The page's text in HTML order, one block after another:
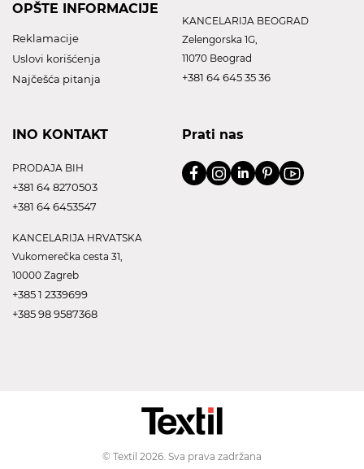
OPŠTE INFORMACIJE
Reklamacije
Uslovi korišćenja
Najčešća pitanja
KANCELARIJA BEOGRAD
Zelengorska 1G,
11070 Beograd
+381 64 645 35 36
INO KONTAKT
PRODAJA BIH
+381 64 8270503
+381 64 6453547
KANCELARIJA HRVATSKA
Vukomerečka cesta 31,
10000 Zagreb
+385 1 2339699
+385 98 9587368
Prati nas
© Textil 2026. Sva prava zadržana